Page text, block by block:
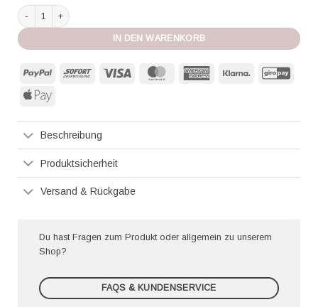
Simone Perele Slip Karma schwarz Menge
IN DEN WARENKORB
PayPal Sofort MasterCard American
Klarna
Apple
Beschreibung
Produktsicherheit
Versand & Rückgabe
Du hast Fragen zum Produkt oder allgemein zu unserem
Shop?
FAQS & KUNDENSERVICE